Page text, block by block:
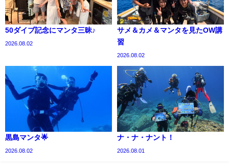
50ダイブ記念にマンタ三昧♪
2026.08.02
サメ＆カメ＆マンタを見たOW講
習
2026.08.02
黒島マンタ🌟
2026.08.02
ナ・ナ・ナント！
2026.08.01